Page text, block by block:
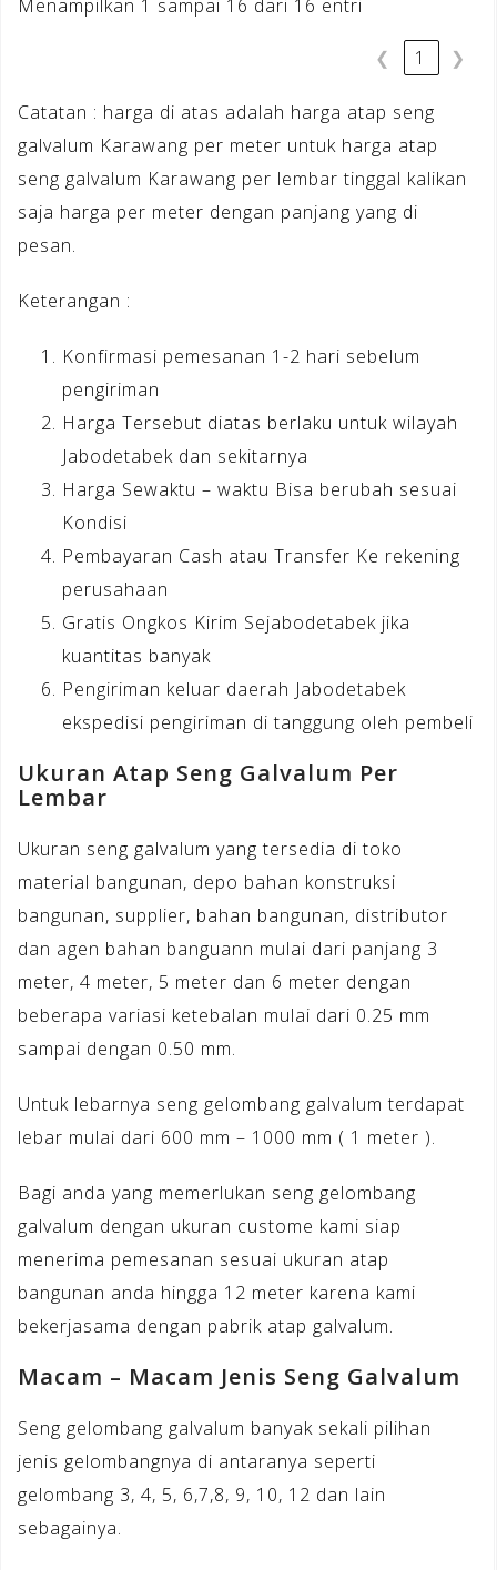
Menampilkan 1 sampai 16 dari 16 entri
❮ 1 ❯
Catatan : harga di atas adalah harga atap seng
galvalum Karawang per meter untuk harga atap
seng galvalum Karawang per lembar tinggal kalikan
saja harga per meter dengan panjang yang di
pesan.
Keterangan :
Konfirmasi pemesanan 1-2 hari sebelum
pengiriman
Harga Tersebut diatas berlaku untuk wilayah
Jabodetabek dan sekitarnya
Harga Sewaktu – waktu Bisa berubah sesuai
Kondisi
Pembayaran Cash atau Transfer Ke rekening
perusahaan
Gratis Ongkos Kirim Sejabodetabek jika
kuantitas banyak
Pengiriman keluar daerah Jabodetabek
ekspedisi pengiriman di tanggung oleh pembeli
Ukuran Atap Seng Galvalum Per
Lembar
Ukuran seng galvalum yang tersedia di toko
material bangunan, depo bahan konstruksi
bangunan, supplier, bahan bangunan, distributor
dan agen bahan banguann mulai dari panjang 3
meter, 4 meter, 5 meter dan 6 meter dengan
beberapa variasi ketebalan mulai dari 0.25 mm
sampai dengan 0.50 mm.
Untuk lebarnya seng gelombang galvalum terdapat
lebar mulai dari 600 mm – 1000 mm ( 1 meter ).
Bagi anda yang memerlukan seng gelombang
galvalum dengan ukuran custome kami siap
menerima pemesanan sesuai ukuran atap
bangunan anda hingga 12 meter karena kami
bekerjasama dengan pabrik atap galvalum.
Macam – Macam Jenis Seng Galvalum
Seng gelombang galvalum banyak sekali pilihan
jenis gelombangnya di antaranya seperti
gelombang 3, 4, 5, 6,7,8, 9, 10, 12 dan lain
sebagainya.